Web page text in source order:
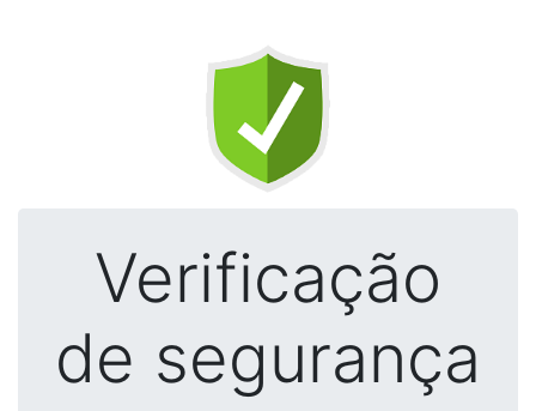
Verificação
de segurança